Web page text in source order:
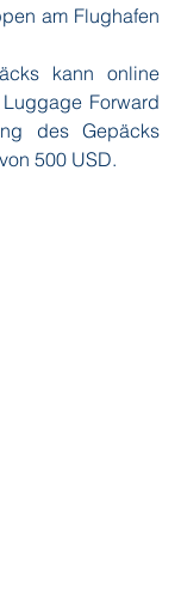
am Flughafen
kann online
Forward
des Gepäcks
500 USD.